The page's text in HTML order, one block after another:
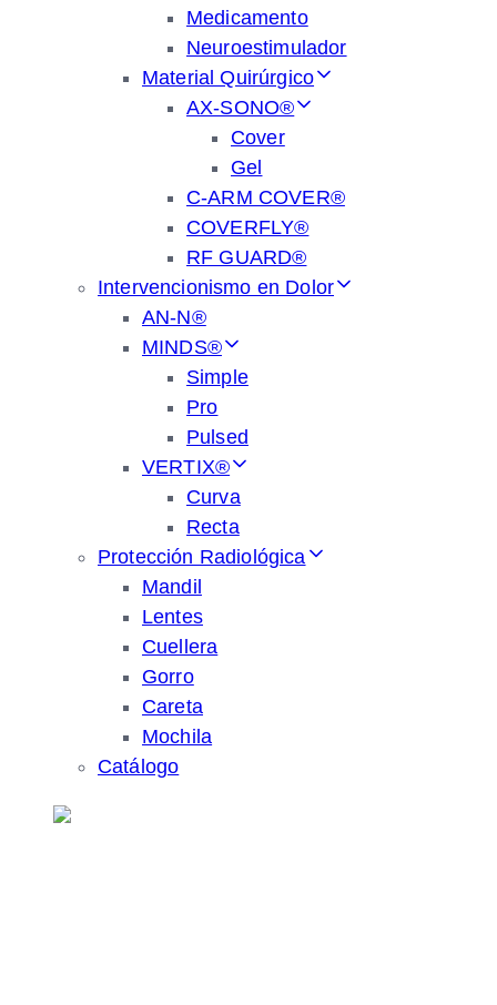
Medicamento
Neuroestimulador
Material Quirúrgico
AX-SONO®
Cover
Gel
C-ARM COVER®
COVERFLY®
RF GUARD®
Intervencionismo en Dolor
AN-N®
MINDS®
Simple
Pro
Pulsed
VERTIX®
Curva
Recta
Protección Radiológica
Mandil
Lentes
Cuellera
Gorro
Careta
Mochila
Catálogo